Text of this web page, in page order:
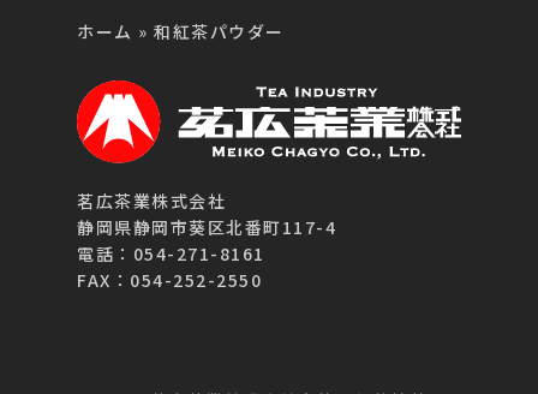
ホーム » 和紅茶パウダー
茗広茶業株式会社
静岡県静岡市葵区北番町117-4
電話：054-271-8161
FAX：054-252-2550